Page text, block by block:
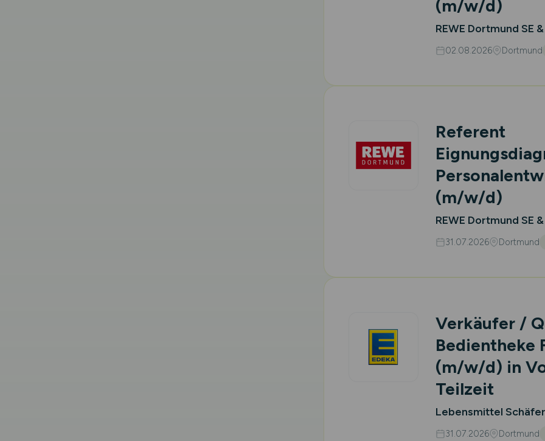
(m/w/d)
REWE Dortmund SE
02.08.2026 Dortmund
Referent
(m/w/d)
REWE Dortmund SE
31.07.2026 Dortmund
Verkäufer /
Bedientheke
(m/w/d) in
Teilzeit
Lebensmittel
31.07.2026 Dortmund